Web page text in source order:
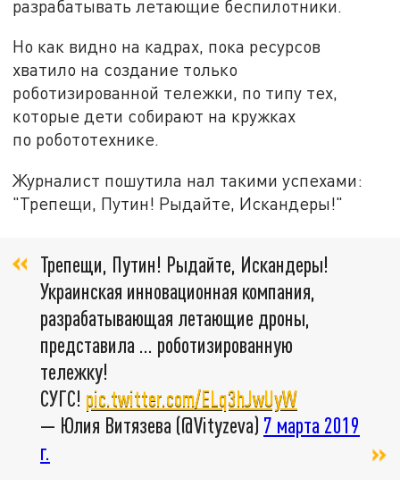
разрабатывать летающие беспилотники.
Но как видно на кадрах, пока ресурсов
хватило на создание только
роботизированной тележки, по типу тех,
которые дети собирают на кружках
по робототехнике.
Журналист пошутила нал такими успехами:
"Трепещи, Путин! Рыдайте, Искандеры!"
Трепещи, Путин! Рыдайте, Искандеры!
Украинская инновационная компания,
разрабатывающая летающие дроны,
представила ... роботизированную
тележку!
СУГС! pic.twitter.com/ELq3hJwUyW
— Юлия Витязева (@Vityzeva) 7 марта 2019
г.